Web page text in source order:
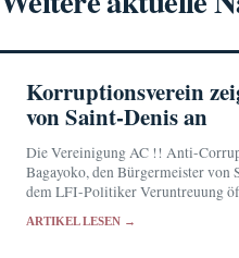
Korruptionsverein
von Saint-Denis an
Die Vereinigung AC !! Anti-
Bagayoko, den Bürgermeister
dem LFI-Politiker Veruntreuung
Anschuldigungen.
ARTIKEL LESEN →